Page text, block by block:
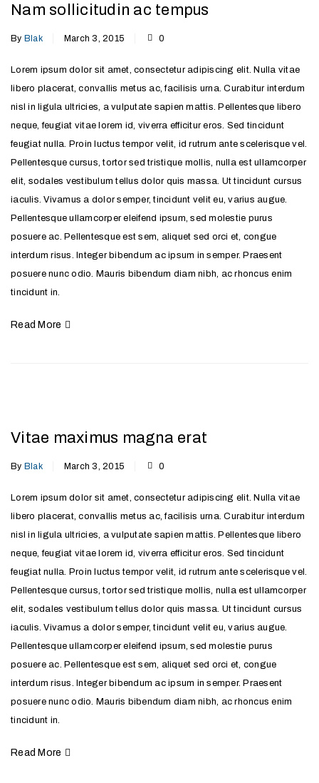
Nam sollicitudin ac tempus
By Blak March 3, 2015 0
Lorem ipsum dolor sit amet, consectetur adipiscing elit. Nulla vitae
libero placerat, convallis metus ac, facilisis urna. Curabitur interdum
nisl in ligula ultricies, a vulputate sapien mattis. Pellentesque libero
neque, feugiat vitae lorem id, viverra efficitur eros. Sed tincidunt
feugiat nulla. Proin luctus tempor velit, id rutrum ante scelerisque vel.
Pellentesque cursus, tortor sed tristique mollis, nulla est ullamcorper
elit, sodales vestibulum tellus dolor quis massa. Ut tincidunt cursus
iaculis. Vivamus a dolor semper, tincidunt velit eu, varius augue.
Pellentesque ullamcorper eleifend ipsum, sed molestie purus
posuere ac. Pellentesque est sem, aliquet sed orci et, congue
interdum risus. Integer bibendum ac ipsum in semper. Praesent
posuere nunc odio. Mauris bibendum diam nibh, ac rhoncus enim
tincidunt in.
Read More
Vitae maximus magna erat
By Blak March 3, 2015 0
Lorem ipsum dolor sit amet, consectetur adipiscing elit. Nulla vitae
libero placerat, convallis metus ac, facilisis urna. Curabitur interdum
nisl in ligula ultricies, a vulputate sapien mattis. Pellentesque libero
neque, feugiat vitae lorem id, viverra efficitur eros. Sed tincidunt
feugiat nulla. Proin luctus tempor velit, id rutrum ante scelerisque vel.
Pellentesque cursus, tortor sed tristique mollis, nulla est ullamcorper
elit, sodales vestibulum tellus dolor quis massa. Ut tincidunt cursus
iaculis. Vivamus a dolor semper, tincidunt velit eu, varius augue.
Pellentesque ullamcorper eleifend ipsum, sed molestie purus
posuere ac. Pellentesque est sem, aliquet sed orci et, congue
interdum risus. Integer bibendum ac ipsum in semper. Praesent
posuere nunc odio. Mauris bibendum diam nibh, ac rhoncus enim
tincidunt in.
Read More